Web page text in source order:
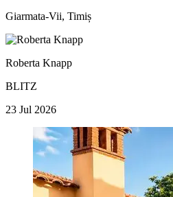
Giarmata-Vii, Timiș
Roberta Knapp
BLITZ
23 Jul 2026